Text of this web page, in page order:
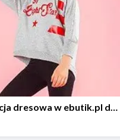
Kolekcja dresowa w ebutik.pl do -80%